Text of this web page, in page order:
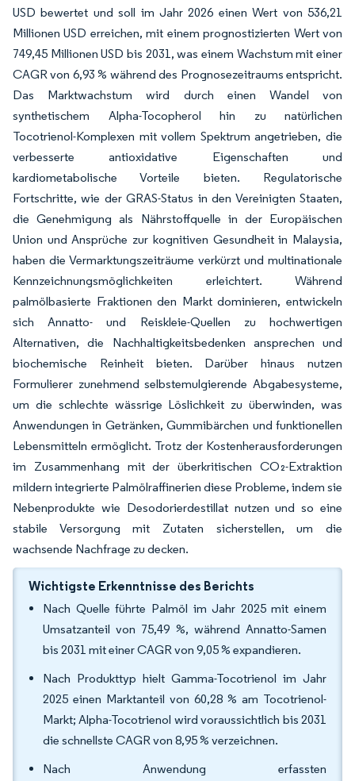
USD bewertet und soll im Jahr 2026 einen Wert von 536,21
Millionen USD erreichen, mit einem prognostizierten Wert von
749,45 Millionen USD bis 2031, was einem Wachstum mit einer
CAGR von 6,93 % während des Prognosezeitraums entspricht.
Das Marktwachstum wird durch einen Wandel von
synthetischem Alpha-Tocopherol hin zu natürlichen
Tocotrienol-Komplexen mit vollem Spektrum angetrieben, die
verbesserte antioxidative Eigenschaften und
kardiometabolische Vorteile bieten. Regulatorische
Fortschritte, wie der GRAS-Status in den Vereinigten Staaten,
die Genehmigung als Nährstoffquelle in der Europäischen
Union und Ansprüche zur kognitiven Gesundheit in Malaysia,
haben die Vermarktungszeiträume verkürzt und multinationale
Kennzeichnungsmöglichkeiten erleichtert. Während
palmölbasierte Fraktionen den Markt dominieren, entwickeln
sich Annatto- und Reiskleie-Quellen zu hochwertigen
Alternativen, die Nachhaltigkeitsbedenken ansprechen und
biochemische Reinheit bieten. Darüber hinaus nutzen
Formulierer zunehmend selbstemulgierende Abgabesysteme,
um die schlechte wässrige Löslichkeit zu überwinden, was
Anwendungen in Getränken, Gummibärchen und funktionellen
Lebensmitteln ermöglicht. Trotz der Kostenherausforderungen
im Zusammenhang mit der überkritischen CO₂-Extraktion
mildern integrierte Palmölraffinerien diese Probleme, indem sie
Nebenprodukte wie Desodorierdestillat nutzen und so eine
stabile Versorgung mit Zutaten sicherstellen, um die
wachsende Nachfrage zu decken.
Wichtigste Erkenntnisse des Berichts
Nach Quelle führte Palmöl im Jahr 2025 mit einem
Umsatzanteil von 75,49 %, während Annatto-Samen
bis 2031 mit einer CAGR von 9,05 % expandieren.
Nach Produkttyp hielt Gamma-Tocotrienol im Jahr
2025 einen Marktanteil von 60,28 % am Tocotrienol-
Markt; Alpha-Tocotrienol wird voraussichtlich bis 2031
die schnellste CAGR von 8,95 % verzeichnen.
Nach Anwendung erfassten